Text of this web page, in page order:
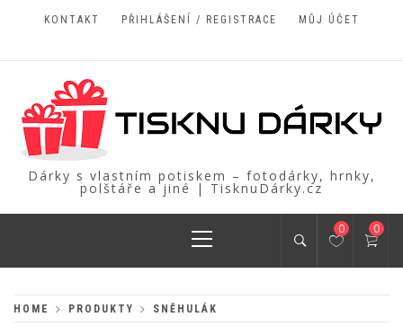
KONTAKT PŘIHLÁŠENÍ / REGISTRACE MŮJ ÚČET
Dárky s vlastním potiskem – fotodárky, hrnky,
polštáře a jiné | TisknuDárky.cz
Menu
0 0
HOME PRODUKTY SNĚHULÁK